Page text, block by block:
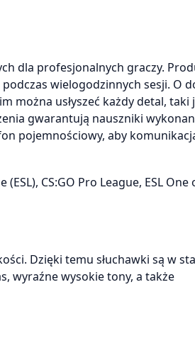
dla profesjonalnych graczy.
wielogodzinnych sesji. O
można usłyszeć każdy detal, taki
gwarantują nauszniki
pojemnościowy, aby
CS:GO Pro League, ESL One
Dzięki temu słuchawki są w
wyraźne wysokie tony, a także